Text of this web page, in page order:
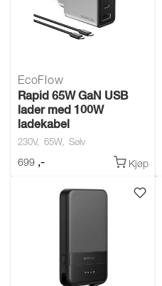
EcoFlow
Rapid 65W GaN USB
lader med 100W
ladekabel
230V 65W Sølv
699 ,- Kjøp